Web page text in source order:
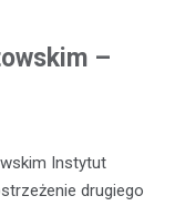
–
Instytut
drugiego